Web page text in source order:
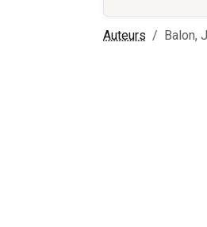
Auteurs Balon,